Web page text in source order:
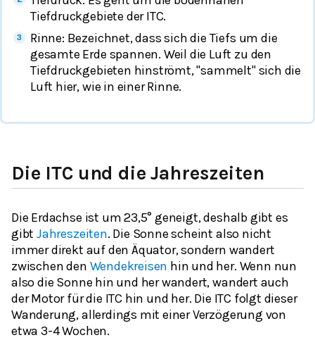
Tiefdruckgebiete der ITC.
Rinne: Bezeichnet, dass sich die Tiefs um die
gesamte Erde spannen. Weil die Luft zu den
Tiefdruckgebieten hinströmt, "sammelt" sich die
Luft hier, wie in einer Rinne.
Die ITC und die Jahreszeiten
Die Erdachse ist um 23,5° geneigt, deshalb gibt es
gibtJahreszeiten. Die Sonne scheint also nicht
immer direkt auf den Äquator, sondern wandert
zwischen den Wendekreisen hin und her. Wenn nun
also die Sonne hin und her wandert, wandert auch
der Motor für die ITC hin und her. Die ITC folgt dieser
Wanderung, allerdings mit einer Verzögerung von
etwa 3-4 Wochen.